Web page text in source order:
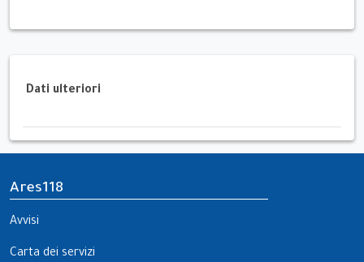
Dati ulteriori
Ares118
Avvisi
Carta dei servizi